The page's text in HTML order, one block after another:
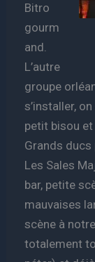
Bitro
gourm
and.
L’autre
groupe
s’installer,
petit bisou
Grands ducs
Les Sales
bar, petite
mauvaises
scène à
totalement